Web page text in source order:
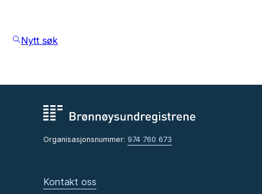
Nytt søk
Organisasjonsnummer: 974 760 673
Kontakt oss